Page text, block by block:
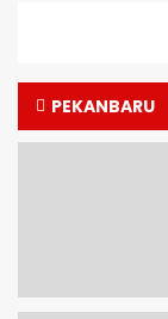
PEKANBARU